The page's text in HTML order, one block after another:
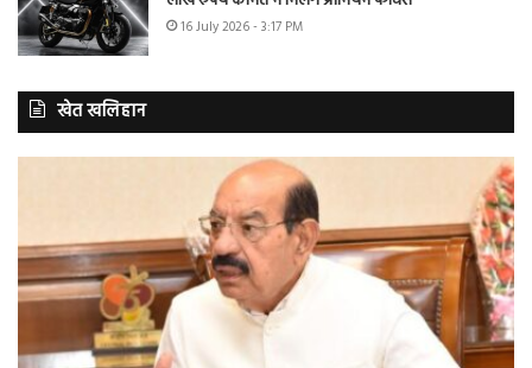
16 July 2026 - 3:17 PM
खेत खलिहान